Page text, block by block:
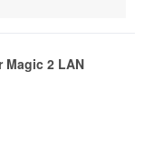
Magic 2 LAN